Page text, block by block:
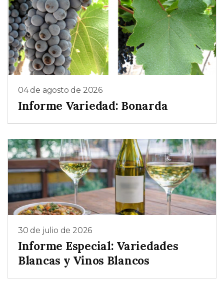
04 de agosto de 2026
Informe Variedad: Bonarda
30 de julio de 2026
Informe Especial: Variedades
Blancas y Vinos Blancos